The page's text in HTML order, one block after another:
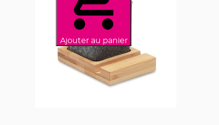
Ajouter au panier